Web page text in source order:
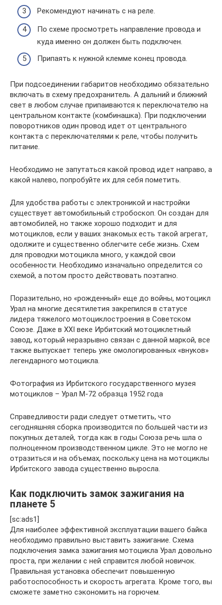
Рекомендуют начинать с на реле.
По схеме просмотреть направление провода и
куда именно он должен быть подключен.
Припаять к нужной клемме конец провода.
При подсоединении габаритов необходимо обязательно
включать в схему предохранитель. А дальний и ближний
свет в любом случае припаиваются к переключателю на
центральном контакте (комбинашка). При подключении
поворотников один провод идет от центрального
контакта с переключателями к реле, чтобы получить
питание.
Необходимо не запутаться какой провод идет направо, а
какой налево, попробуйте их для себя пометить.
Для удобства работы с электроникой и настройки
существует автомобильный стробоскоп. Он создан для
автомобилей, но также хорошо подходит и для
мотоциклов, если у ваших знакомых есть такой агрегат,
одолжите и существенно облегчите себе жизнь. Схем
для проводки мотоцикла много, у каждой свои
особенности. Необходимо изначально определится со
схемой, а потом просто действовать поэтапно.
Поразительно, но «рожденный» еще до войны, мотоцикл
Урал на многие десятилетия закрепился в статусе
лидера тяжелого мотоциклостроения в Советском
Союзе. Даже в XXI веке Ирбитский мотоциклетный
завод, который неразрывно связан с данной маркой, все
также выпускает теперь уже омологированных «внуков»
легендарного мотоцикла.
Фотография из Ирбитского государственного музея
мотоциклов – Урал М-72 образца 1952 года
Справедливости ради следует отметить, что
сегодняшняя сборка производится по большей части из
покупных деталей, тогда как в годы Союза речь шла о
полноценном производственном цикле. Это не могло не
отразиться и на объемах, поскольку цена на мотоциклы
Ирбитского завода существенно выросла.
Как подключить замок зажигания на
планете 5
[sc:ads1]
Для наиболее эффективной эксплуатации вашего байка
необходимо правильно выставить зажигание. Схема
подключения замка зажигания мотоцикла Урал довольно
проста, при желании с ней справится любой новичок.
Правильная установка обеспечит повышенную
работоспособность и скорость агрегата. Кроме того, вы
сможете заметно сэкономить на горючем.